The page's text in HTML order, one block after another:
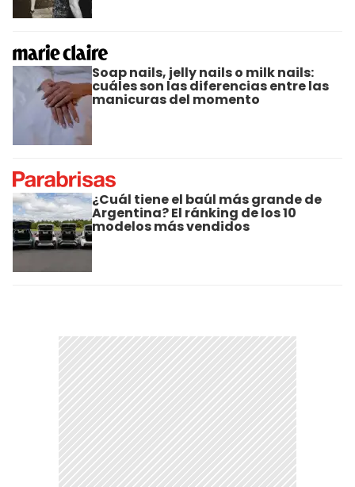
Soap nails, jelly nails o milk nails:
cuáles son las diferencias entre las
manicuras del momento
¿Cuál tiene el baúl más grande de
Argentina? El ránking de los 10
modelos más vendidos